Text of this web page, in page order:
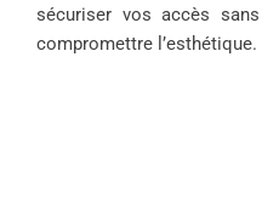
sécuriser vos accès sans
compromettre l’esthétique.